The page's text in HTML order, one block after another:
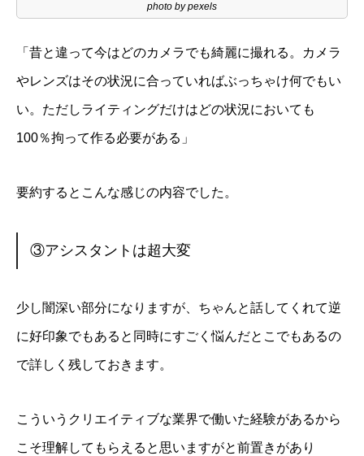
photo by pexels
「昔と違って今はどのカメラでも綺麗に撮れる。カメラ
やレンズはその状況に合っていればぶっちゃけ何でもい
い。ただしライティングだけはどの状況においても
100％拘って作る必要がある」
要約するとこんな感じの内容でした。
③アシスタントは超大変
少し闇深い部分になりますが、ちゃんと話してくれて逆
に好印象でもあると同時にすごく悩んだとこでもあるの
で詳しく残しておきます。
こういうクリエイティブな業界で働いた経験があるから
こそ理解してもらえると思いますがと前置きがあり